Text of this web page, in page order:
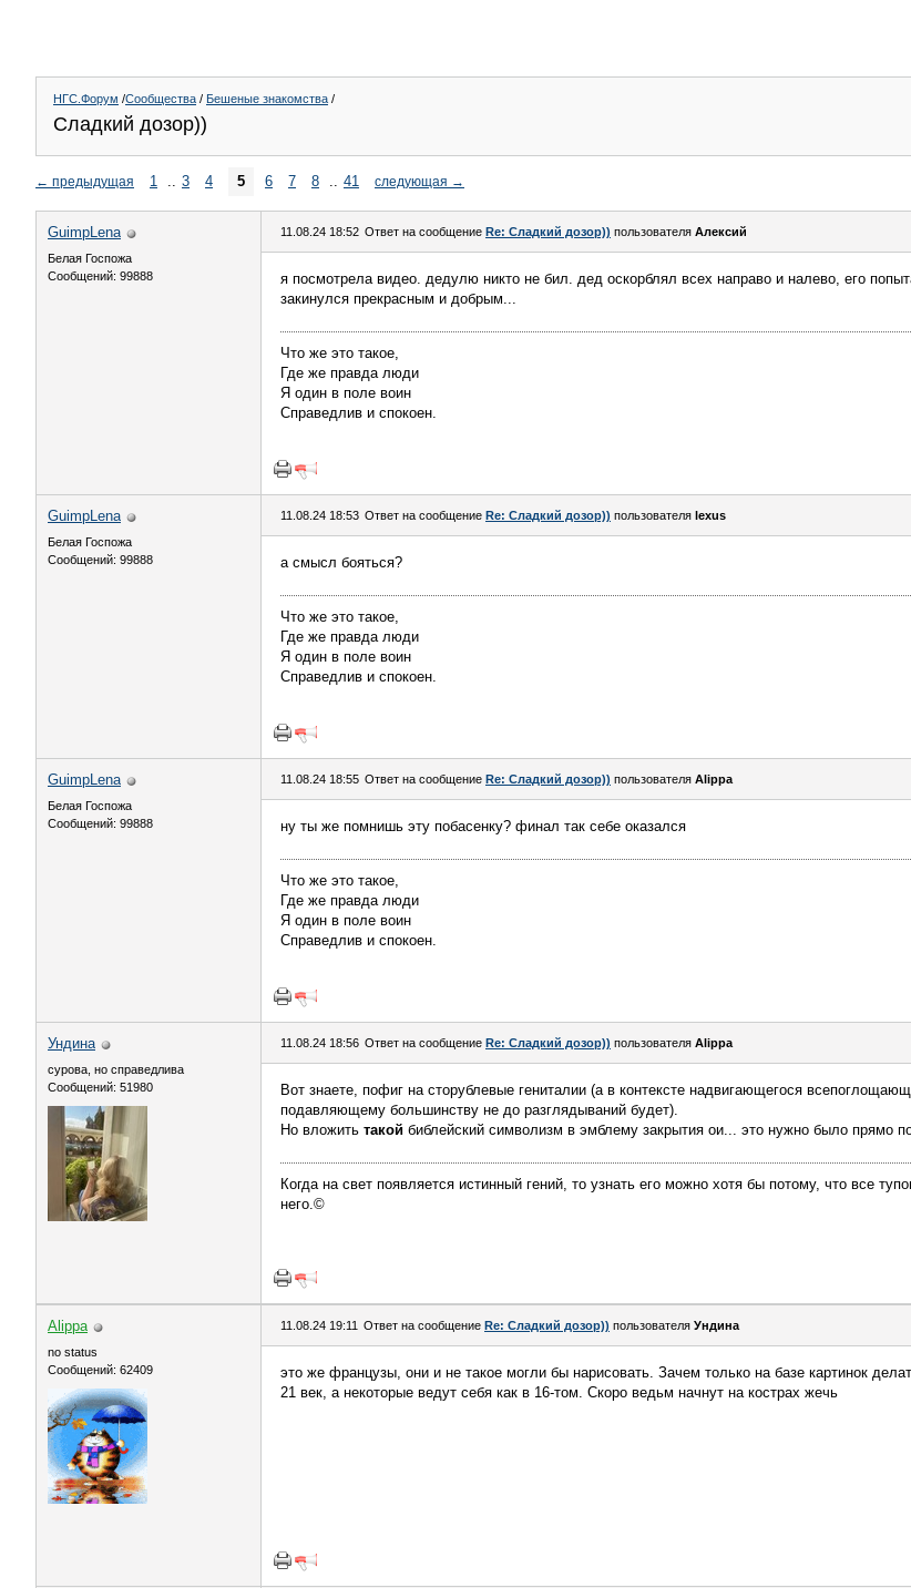
НГС.Форум /Сообщества / Бешеные знакомства /
Сладкий дозор))
← предыдущая 1 .. 3 4 5 6 7 8 .. 41 следующая →
GuimpLena
Белая Госпожа
Сообщений: 99888
11.08.24 18:52 Ответ на сообщение Re: Сладкий дозор)) пользователя Алексий
я посмотрела видео. дедулю никто не бил. дед оскорблял всех направо и налево, его
закинулся прекрасным и добрым...
Что же это такое,
Где же правда люди
Я один в поле воин
Справедлив и спокоен.
GuimpLena
Белая Госпожа
Сообщений: 99888
11.08.24 18:53 Ответ на сообщение Re: Сладкий дозор)) пользователя lexus
а смысл бояться?
Что же это такое,
Где же правда люди
Я один в поле воин
Справедлив и спокоен.
GuimpLena
Белая Госпожа
Сообщений: 99888
11.08.24 18:55 Ответ на сообщение Re: Сладкий дозор)) пользователя Alippa
ну ты же помнишь эту побасенку? финал так себе оказался
Что же это такое,
Где же правда люди
Я один в поле воин
Справедлив и спокоен.
Ундинa
сурова, но справедлива
Сообщений: 51980
11.08.24 18:56 Ответ на сообщение Re: Сладкий дозор)) пользователя Alippa
Вот знаете, пофиг на сторублевые гениталии (а в контексте надвигающегося
подавляющему большинству не до разглядываний будет).
Но вложить такой библейский символизм в эмблему закрытия ои... это нужно было прямо
Когда на свет появляется истинный гений, то узнать его можно хотя бы потому, что все
него.©
Alippa
no status
Сообщений: 62409
11.08.24 19:11 Ответ на сообщение Re: Сладкий дозор)) пользователя Ундинa
это же французы, они и не такое могли бы нарисовать. Зачем только на базе картинок
21 век, а некоторые ведут себя как в 16-том. Скоро ведьм начнут на кострах жечь